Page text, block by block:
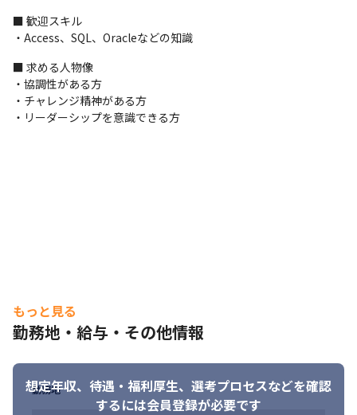
め、景気に左右されず、
あなたの希望に合わせた案件をお任せできます。
実際に、上流工程の経験の無かったメンバーからの「運用・保守
から上流工程へ移りたい」という希望に対し、
金融機関や通信企業の業務アプリ開発プロジェクトの、要件定義
を任せたことがあります。
・同じクライアント先で勤務する場合も同じ業務を継続するので
はなく、1～3年を目安にステップアップを図ります
■ 歓迎スキル
・Access、SQL、Oracleなどの知識
■ 求める人物像
・協調性がある方
・チャレンジ精神がある方
・リーダーシップを意識できる方
もっと見る
勤務地・給与・その他情報
想定年収、待遇・福利厚生、 選考プロセスなどを確認
するには会員登録が必要です
勤務地